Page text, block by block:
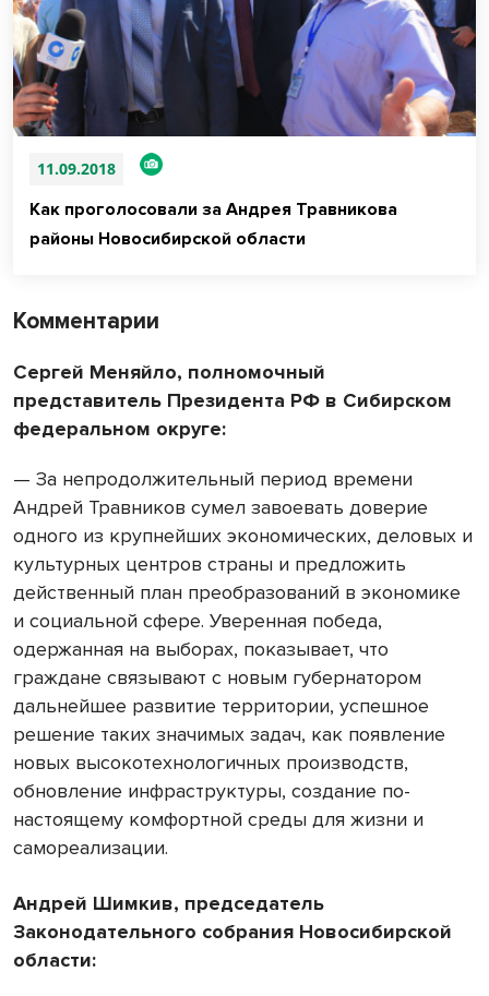
11.09.2018
Как проголосовали за Андрея Травникова
районы Новосибирской области
Комментарии
Сергей Меняйло, полномочный
представитель Президента РФ в Сибирском
федеральном округе:
— За непродолжительный период времени
Андрей Травников сумел завоевать доверие
одного из крупнейших экономических, деловых и
культурных центров страны и предложить
действенный план преобразований в экономике
и социальной сфере. Уверенная победа,
одержанная на выборах, показывает, что
граждане связывают с новым губернатором
дальнейшее развитие территории, успешное
решение таких значимых задач, как появление
новых высокотехнологичных производств,
обновление инфраструктуры, создание по-
настоящему комфортной среды для жизни и
самореализации.
Андрей Шимкив, председатель
Законодательного собрания Новосибирской
области: